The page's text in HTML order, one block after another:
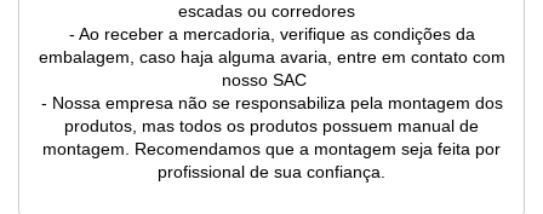
escadas ou corredores
- Ao receber a mercadoria, verifique as condições da
embalagem, caso haja alguma avaria, entre em contato com
nosso SAC
- Nossa empresa não se responsabiliza pela montagem dos
produtos, mas todos os produtos possuem manual de
montagem. Recomendamos que a montagem seja feita por
profissional de sua confiança.